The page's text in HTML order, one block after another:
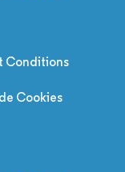
Conditions
Cookies